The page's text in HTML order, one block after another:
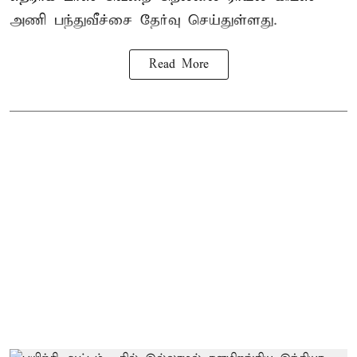
அணி பந்துவீச்சை தேர்வு செய்துள்ளது.
Read More